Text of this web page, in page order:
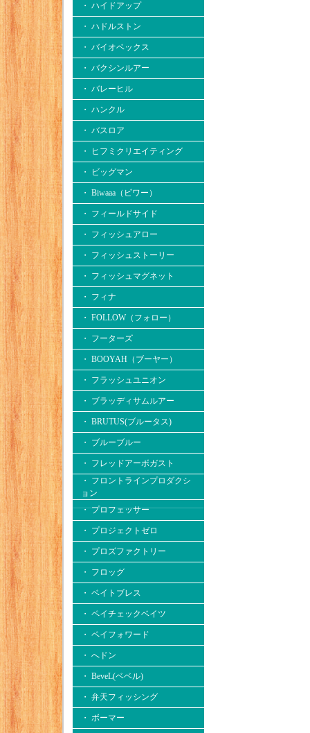
・ ハイドアップ
・ ハドルストン
・ バイオベックス
・ バクシンルアー
・ バレーヒル
・ ハンクル
・ バスロア
・ ヒフミクリエイティング
・ ビッグマン
・ Biwaaa（ビワー）
・ フィールドサイド
・ フィッシュアロー
・ フィッシュストーリー
・ フィッシュマグネット
・ フィナ
・ FOLLOW（フォロー）
・ フーターズ
・ BOOYAH（ブーヤー）
・ フラッシュユニオン
・ ブラッディサムルアー
・ BRUTUS(ブルータス)
・ ブルーブルー
・ フレッドアーボガスト
・ フロントラインプロダクシ
ョン
・ プロフェッサー
・ プロジェクトゼロ
・ プロズファクトリー
・ フロッグ
・ ベイトブレス
・ ペイチェックベイツ
・ ペイフォワード
・ へドン
・ BeveL(ベベル)
・ 弁天フィッシング
・ ボーマー